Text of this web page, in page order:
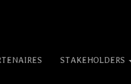
STAKEHOLDERS